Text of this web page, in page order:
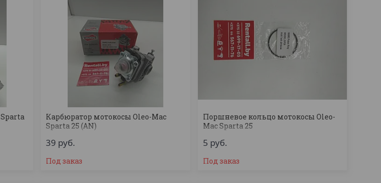
Карбюратор мотокосы Oleo-Mac
Sparta 25 (AN)
39 руб.
Под заказ
Поршневое кольцо мотокосы Oleo-
Mac Sparta 25
5 руб.
Под заказ